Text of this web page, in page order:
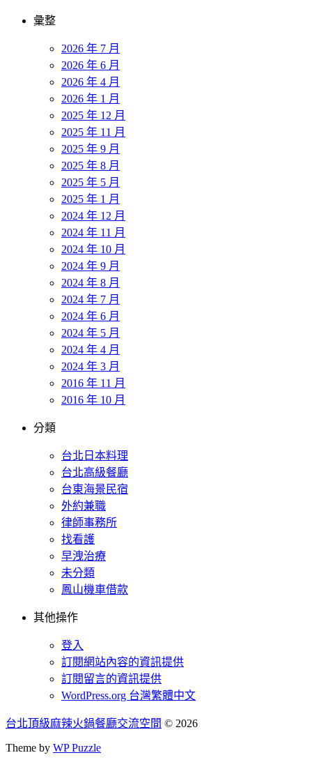
彙整
2026 年 7 月
2026 年 6 月
2026 年 4 月
2026 年 1 月
2025 年 12 月
2025 年 11 月
2025 年 9 月
2025 年 8 月
2025 年 5 月
2025 年 1 月
2024 年 12 月
2024 年 11 月
2024 年 10 月
2024 年 9 月
2024 年 8 月
2024 年 7 月
2024 年 6 月
2024 年 5 月
2024 年 4 月
2024 年 3 月
2016 年 11 月
2016 年 10 月
分類
台北日本料理
台北高級餐廳
台東海景民宿
外約兼職
律師事務所
找看護
早洩治療
未分類
鳳山機車借款
其他操作
登入
訂閱網站內容的資訊提供
訂閱留言的資訊提供
WordPress.org 台灣繁體中文
台北頂級麻辣火鍋餐廳交流空間 © 2026
Theme by WP Puzzle